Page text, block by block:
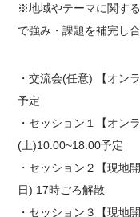
※地域やテーマに関す
で強み・課題を補完し合
・交流会(任意) 【オ
予定
・セッション１【オ
(土)10:00~18:00予定
・セッション２【
日) 17時ごろ解散
・セッション３【